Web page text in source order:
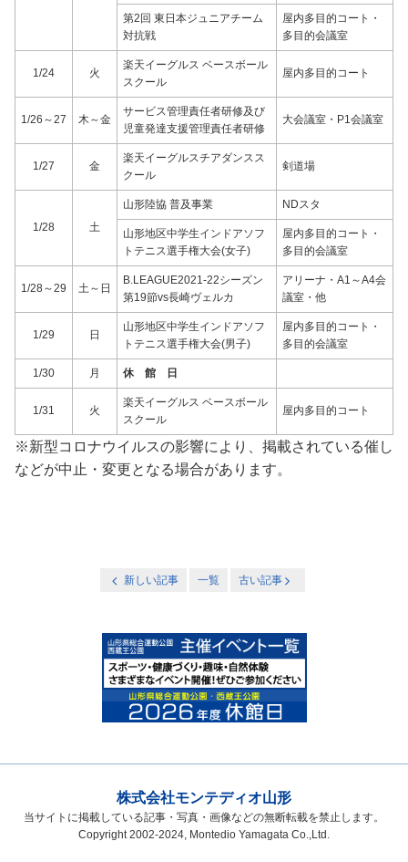
第2回 東日本ジュニアチーム
対抗戦
屋内多目的コート・
多目的会議室
1/24 火
楽天イーグルス ベースボール
スクール
屋内多目的コート
1/26～27 木～金
サービス管理責任者研修及び
児童発達支援管理責任者研修
大会議室・P1会議室
1/27 金
楽天イーグルスチアダンスス
クール
剣道場
1/28 土
山形陸協 普及事業 NDスタ
山形地区中学生インドアソフ
トテニス選手権大会(女子)
屋内多目的コート・
多目的会議室
1/28～29 土～日
B.LEAGUE2021-22シーズン
第19節vs長崎ヴェルカ
アリーナ・A1～A4会
議室・他
1/29 日
山形地区中学生インドアソフ
トテニス選手権大会(男子)
屋内多目的コート・
多目的会議室
1/30 月 休 館 日
1/31 火
楽天イーグルス ベースボール
スクール
屋内多目的コート
※新型コロナウイルスの影響により、掲載されている催し
などが中止・変更となる場合があります。
新しい記事 一覧 古い記事
株式会社モンテディオ山形
当サイトに掲載している記事・写真・画像などの無断転載を禁止します。
Copyright 2002-2024, Montedio Yamagata Co.,Ltd.